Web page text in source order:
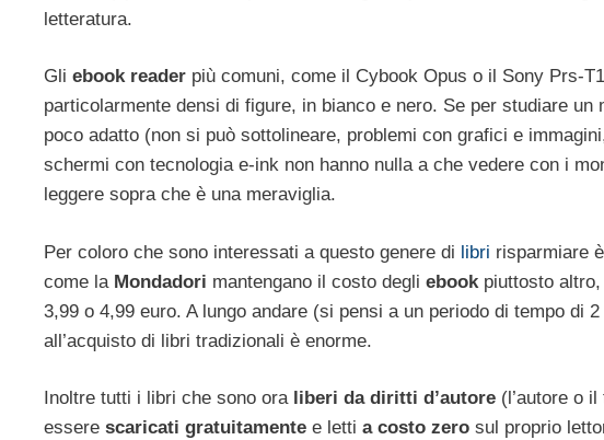
letteratura.
Gli ebook reader più comuni, come il Cybook Opus o il Sony Prs-
particolarmente densi di figure, in bianco e nero. Se per studiare
poco adatto (non si può sottolineare, problemi con grafici e
schermi con tecnologia e-ink non hanno nulla a che vedere con i
leggere sopra che è una meraviglia.
Per coloro che sono interessati a questo genere di libri risparmiare
come la Mondadori mantengano il costo degli ebook piuttosto
3,99 o 4,99 euro. A lungo andare (si pensi a un periodo di tempo di
all’acquisto di libri tradizionali è enorme.
Inoltre tutti i libri che sono ora liberi da diritti d’autore (l’autore o
essere scaricati gratuitamente e letti a costo zero sul proprio